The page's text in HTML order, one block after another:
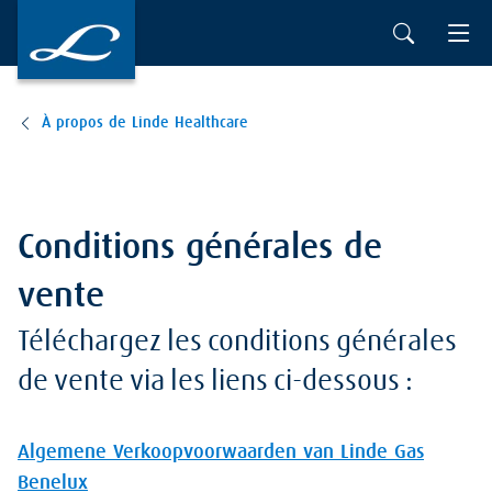
À propos de Linde Healthcare
Conditions générales de
vente
Téléchargez les conditions générales
de vente via les liens ci-dessous :
Algemene Verkoopvoorwaarden van Linde Gas
Benelux